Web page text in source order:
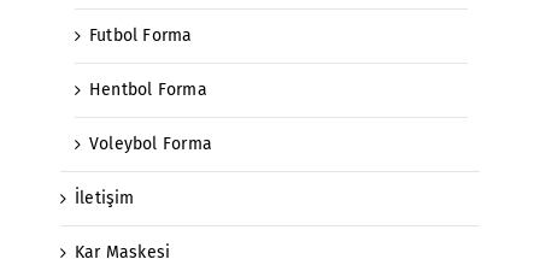
Futbol Forma
Hentbol Forma
Voleybol Forma
İletişim
Kar Maskesi